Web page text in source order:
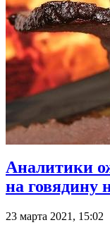
Аналитики
на говядину
23 марта 2021, 15:02